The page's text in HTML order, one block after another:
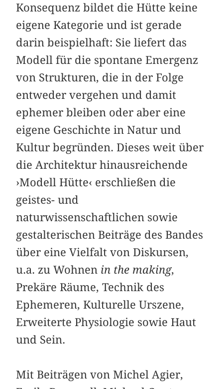
Konsequenz bildet die Hütte keine
eigene Kategorie und ist gerade
darin beispielhaft: Sie liefert das
Modell für die spontane Emergenz
von Strukturen, die in der Folge
entweder vergehen und damit
ephemer bleiben oder aber eine
eigene Geschichte in Natur und
Kultur begründen. Dieses weit über
die Architektur hinausreichende
›Modell Hütte‹ erschließen die
geistes- und
naturwissenschaftlichen sowie
gestalterischen Beiträge des Bandes
über eine Vielfalt von Diskursen,
u.a. zu Wohnen in the making,
Prekäre Räume, Technik des
Ephemeren, Kulturelle Urszene,
Erweiterte Physiologie sowie Haut
und Sein.
Mit Beiträgen von Michel Agier,